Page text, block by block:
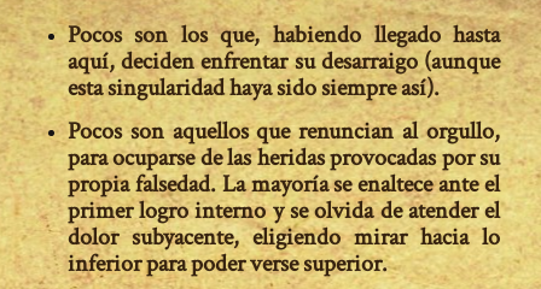
Pocos son los que, habiendo llegado hasta
aquí, deciden enfrentar su desarraigo (aunque
esta singularidad haya sidosiempreasí).
Pocos son aquellos que renuncian al orgullo,
para ocuparse delas heridas provocadas por su
propia falsedad.La mayoría se enaltece ante el
primer logro interno y se olvida de atender el
dolor subyacente, eligiendo mirar hacia lo
inferior para poder verse superior.